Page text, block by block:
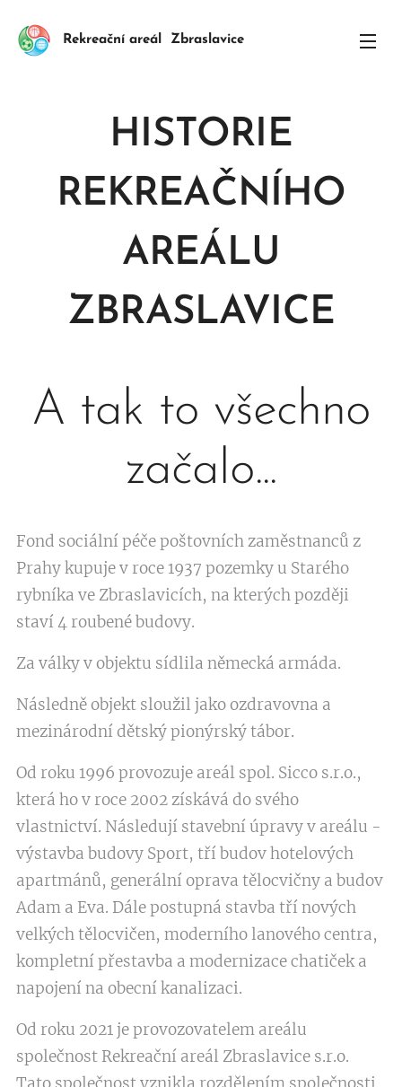
Rekreační areál Zbraslavice
HISTORIE
REKREAČNÍHO
AREÁLU
ZBRASLAVICE
A tak to všechno
začalo...
Fond sociální péče poštovních zaměstnanců z
Prahy kupuje v roce 1937 pozemky u Starého
rybníka ve Zbraslavicích, na kterých později
staví 4 roubené budovy.
Za války v objektu sídlila německá armáda.
Následně objekt sloužil jako ozdravovna a
mezinárodní dětský pionýrský tábor.
Od roku 1996 provozuje areál spol. Sicco s.r.o.,
která ho v roce 2002 získává do svého
vlastnictví. Následují stavební úpravy v areálu -
výstavba budovy Sport, tří budov hotelových
apartmánů, generální oprava tělocvičny a budov
Adam a Eva. Dále postupná stavba tří nových
velkých tělocvičen, moderního lanového centra,
kompletní přestavba a modernizace chatiček a
napojení na obecní kanalizaci.
Od roku 2021 je provozovatelem areálu
společnost Rekreační areál Zbraslavice s.r.o.